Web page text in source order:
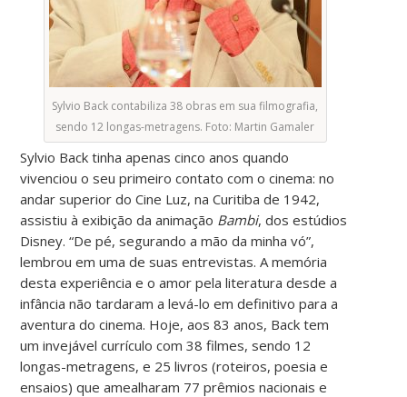
Sylvio Back contabiliza 38 obras em sua filmografia,
sendo 12 longas-metragens. Foto: Martin Gamaler
Sylvio Back tinha apenas cinco anos quando
vivenciou o seu primeiro contato com o cinema: no
andar superior do Cine Luz, na Curitiba de 1942,
assistiu à exibição da animação Bambi, dos estúdios
Disney. “De pé, segurando a mão da minha vó”,
lembrou em uma de suas entrevistas. A memória
desta experiência e o amor pela literatura desde a
infância não tardaram a levá-lo em definitivo para a
aventura do cinema. Hoje, aos 83 anos, Back tem
um invejável currículo com 38 filmes, sendo 12
longas-metragens, e 25 livros (roteiros, poesia e
ensaios) que amealharam 77 prêmios nacionais e